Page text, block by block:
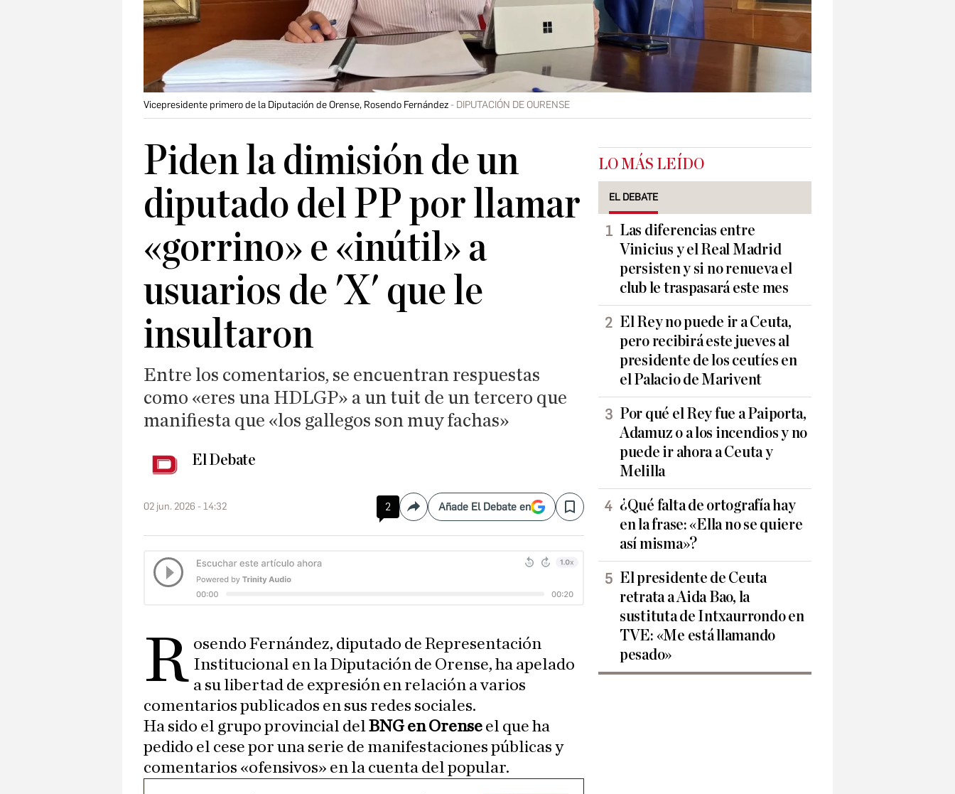
Vicepresidente primero de la Diputación de Orense, Rosendo Fernández DIPUTACIÓN DE OURENSE
Piden la dimisión de un
diputado del PP por llamar
«gorrino» e «inútil» a
usuarios de 'X' que le
insultaron
Entre los comentarios, se encuentran respuestas
como «eres una HDLGP» a un tuit de un tercero que
manifiesta que «los gallegos son muy fachas»
El Debate
02 jun. 2026 - 14:32 2 CompartirAñade El Debate en Save
R osendo Fernández, diputado de Representación
Institucional en la Diputación de Orense, ha apelado
a su libertad de expresión en relación a varios
comentarios publicados en sus redes sociales.
Ha sido el grupo provincial del BNG en Orense el que ha
pedido el cese por una serie de manifestaciones públicas y
comentarios «ofensivos» en la cuenta del popular.
LO MÁS LEÍDO
EL DEBATE
Las diferencias entre
Vinicius y el Real Madrid
persisten y si no renueva el
club le traspasará este mes
El Rey no puede ir a Ceuta,
pero recibirá este jueves al
presidente de los ceutíes en
el Palacio de Marivent
Por qué el Rey fue a Paiporta,
Adamuz o a los incendios y no
puede ir ahora a Ceuta y
Melilla
¿Qué falta de ortografía hay
en la frase: «Ella no se quiere
así misma»?
El presidente de Ceuta
retrata a Aida Bao, la
sustituta de Intxaurrondo en
TVE: «Me está llamando
pesado»